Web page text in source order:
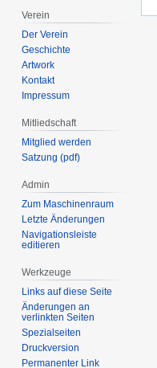
Verein
Der Verein
Geschichte
Artwork
Kontakt
Impressum
Mitliedschaft
Mitglied werden
Satzung (pdf)
Admin
Zum Maschinenraum
Letzte Änderungen
Navigationsleiste
editieren
Werkzeuge
Links auf diese Seite
Änderungen an
verlinkten Seiten
Spezialseiten
Druckversion
Permanenter Link